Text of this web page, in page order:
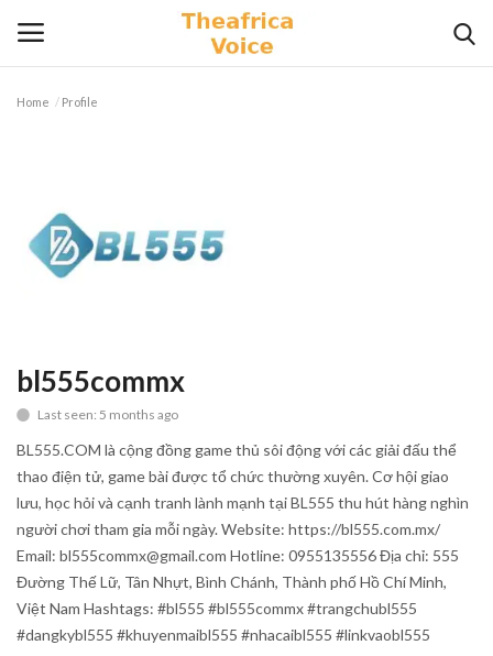
Contact
Lifestyle
Gallery
Blog
Trending
Fashion
Home Profile
bl555commx
Last seen: 5 months ago
BL555.COM là cộng đồng game thủ sôi động với các giải đấu thể
thao điện tử, game bài được tổ chức thường xuyên. Cơ hội giao
lưu, học hỏi và cạnh tranh lành mạnh tại BL555 thu hút hàng nghìn
người chơi tham gia mỗi ngày. Website: https://bl555.com.mx/
Email: bl555commx@gmail.com Hotline: 0955135556 Địa chỉ: 555
Đường Thế Lữ, Tân Nhựt, Bình Chánh, Thành phố Hồ Chí Minh,
Việt Nam Hashtags: #bl555 #bl555commx #trangchubl555
#dangkybl555 #khuyenmaibl555 #nhacaibl555 #linkvaobl555